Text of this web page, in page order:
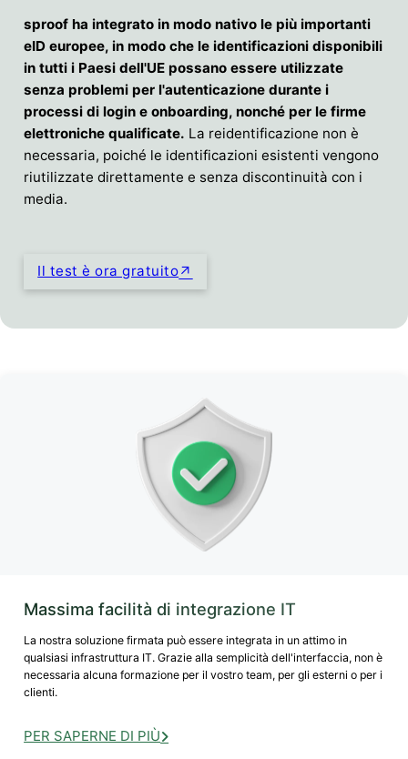
sproof ha integrato in modo nativo le più importanti
eID europee, in modo che le identificazioni disponibili
in tutti i Paesi dell'UE possano essere utilizzate
senza problemi per l'autenticazione durante i
processi di login e onboarding, nonché per le firme
elettroniche qualificate. La reidentificazione non è
necessaria, poiché le identificazioni esistenti vengono
riutilizzate direttamente e senza discontinuità con i
media.
Il test è ora gratuito
Massima facilità di integrazione IT
La nostra soluzione firmata può essere integrata in un attimo in
qualsiasi infrastruttura IT. Grazie alla semplicità dell'interfaccia, non è
necessaria alcuna formazione per il vostro team, per gli esterni o per i
clienti.
PER SAPERNE DI PIÙ